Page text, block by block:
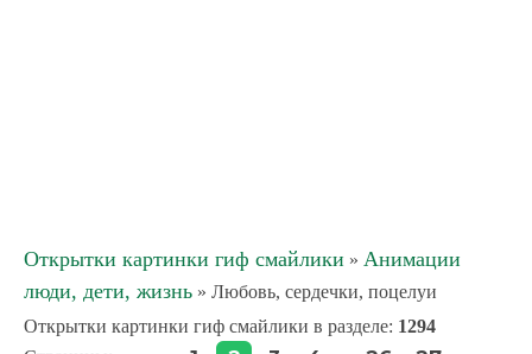
Открытки картинки гиф смайлики » Анимации
люди, дети, жизнь » Любовь, сердечки, поцелуи
Открытки картинки гиф смайлики в разделе: 1294